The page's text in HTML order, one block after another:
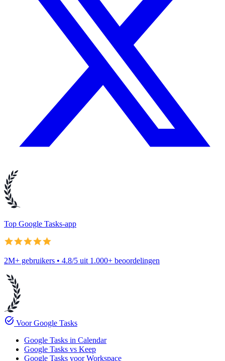
Top Google Tasks-app
2M+ gebruikers • 4.8/5 uit 1.000+ beoordelingen
task_alt Voor Google Tasks
Google Tasks in Calendar
Google Tasks vs Keep
Google Tasks voor Workspace